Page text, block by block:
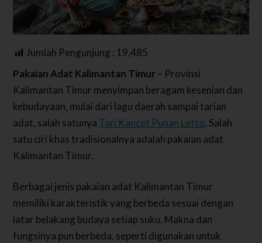
Jumlah Pengunjung : 19,485
Pakaian Adat Kalimantan Timur– Provinsi
Kalimantan Timur menyimpan beragam kesenian dan
kebudayaan, mulai dari lagu daerah sampai tarian
adat, salah satunya Tari Kancet Punan Letto. Salah
satu ciri khas tradisionalnya adalah pakaian adat
Kalimantan Timur.
Berbagai jenis pakaian adat Kalimantan Timur
memiliki karakteristik yang berbeda sesuai dengan
latar belakang budaya setiap suku. Makna dan
fungsinya pun berbeda, seperti digunakan untuk